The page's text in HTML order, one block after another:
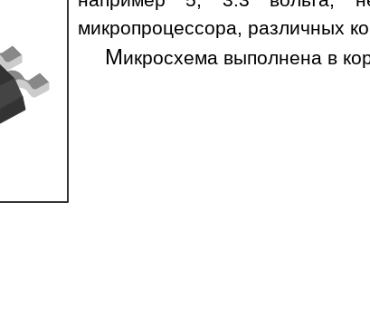
микропроцессора, различных
Микросхема выполнена в